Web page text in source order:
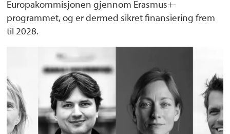
Europakommisjonen gjennom Erasmus+-
programmet, og er dermed sikret finansiering frem
til 2028.